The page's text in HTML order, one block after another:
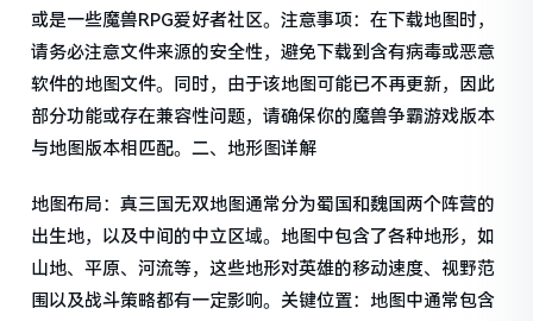
或是一些魔兽RPG爱好者社区。注意事项：在下载地图时，
请务必注意文件来源的安全性，避免下载到含有病毒或恶意
软件的地图文件。同时，由于该地图可能已不再更新，因此
部分功能或存在兼容性问题，请确保你的魔兽争霸游戏版本
与地图版本相匹配。二、地形图详解
地图布局：真三国无双地图通常分为蜀国和魏国两个阵营的
出生地，以及中间的中立区域。地图中包含了各种地形，如
山地、平原、河流等，这些地形对英雄的移动速度、视野范
围以及战斗策略都有一定影响。关键位置：地图中通常包含